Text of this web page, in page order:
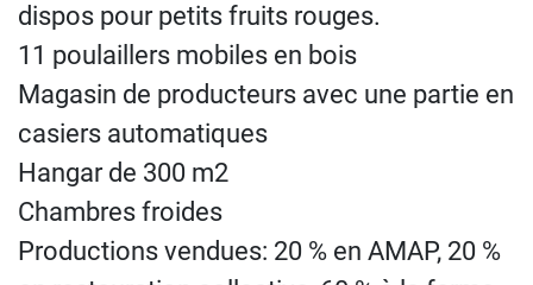
dispos pour petits fruits rouges.
11 poulaillers mobiles en bois
Magasin de producteurs avec une partie en
casiers automatiques
Hangar de 300 m2
Chambres froides
Productions vendues: 20 % en AMAP, 20 %